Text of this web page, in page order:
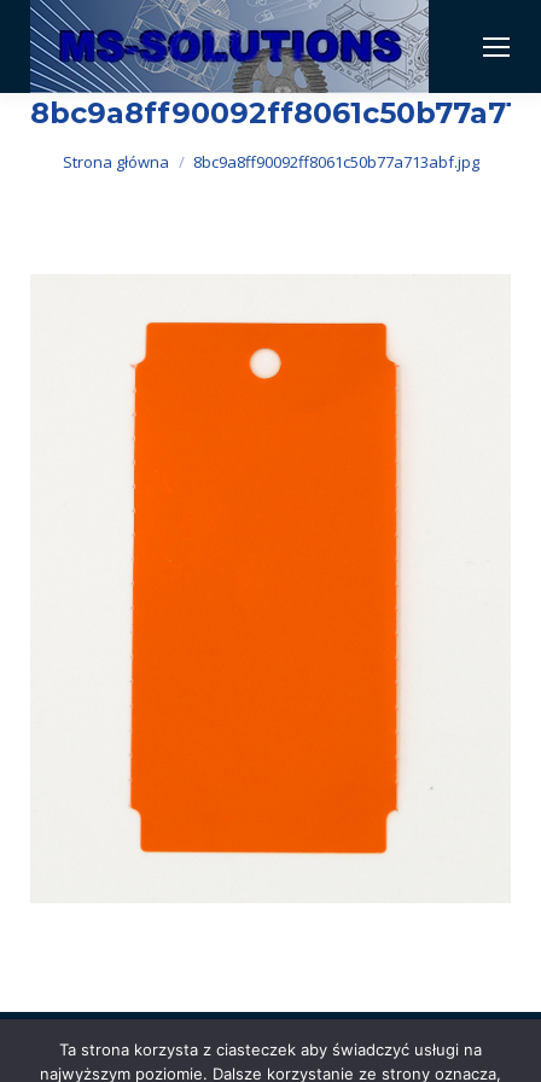
Jesteś tutaj:
Strona główna 8bc9a8ff90092ff8061c50b77a713abf.jpg
Ta strona korzysta z ciasteczek aby świadczyć usługi na
najwyższym poziomie. Dalsze korzystanie ze strony oznacza,